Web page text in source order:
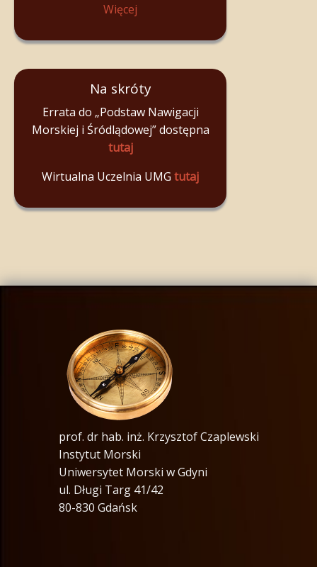
Więcej
Na skróty
Errata do „Podstaw Nawigacji
Morskiej i Śródlądowej” dostępna
tutaj
Wirtualna Uczelnia UMG tutaj
prof. dr hab. inż. Krzysztof Czaplewski
Instytut Morski
Uniwersytet Morski w Gdyni
ul. Długi Targ 41/42
80-830 Gdańsk